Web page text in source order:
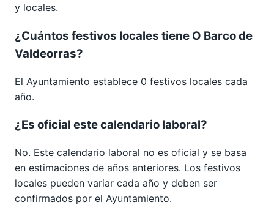
y locales.
¿Cuántos festivos locales tiene O Barco de
Valdeorras?
El Ayuntamiento establece 0 festivos locales cada
año.
¿Es oficial este calendario laboral?
No. Este calendario laboral no es oficial y se basa
en estimaciones de años anteriores. Los festivos
locales pueden variar cada año y deben ser
confirmados por el Ayuntamiento.